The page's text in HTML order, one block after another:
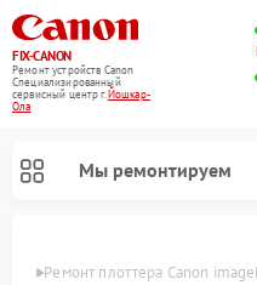
FIX-CANON
Ремонт устройств Canon
Специализированный
cервисный центр г.Йошкар-
Ола
Мы ремонтируем
Оле Ремонт плоттера Canon